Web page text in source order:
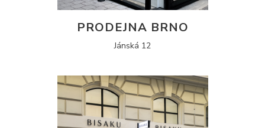
PRODEJNA BRNO
Jánská 12